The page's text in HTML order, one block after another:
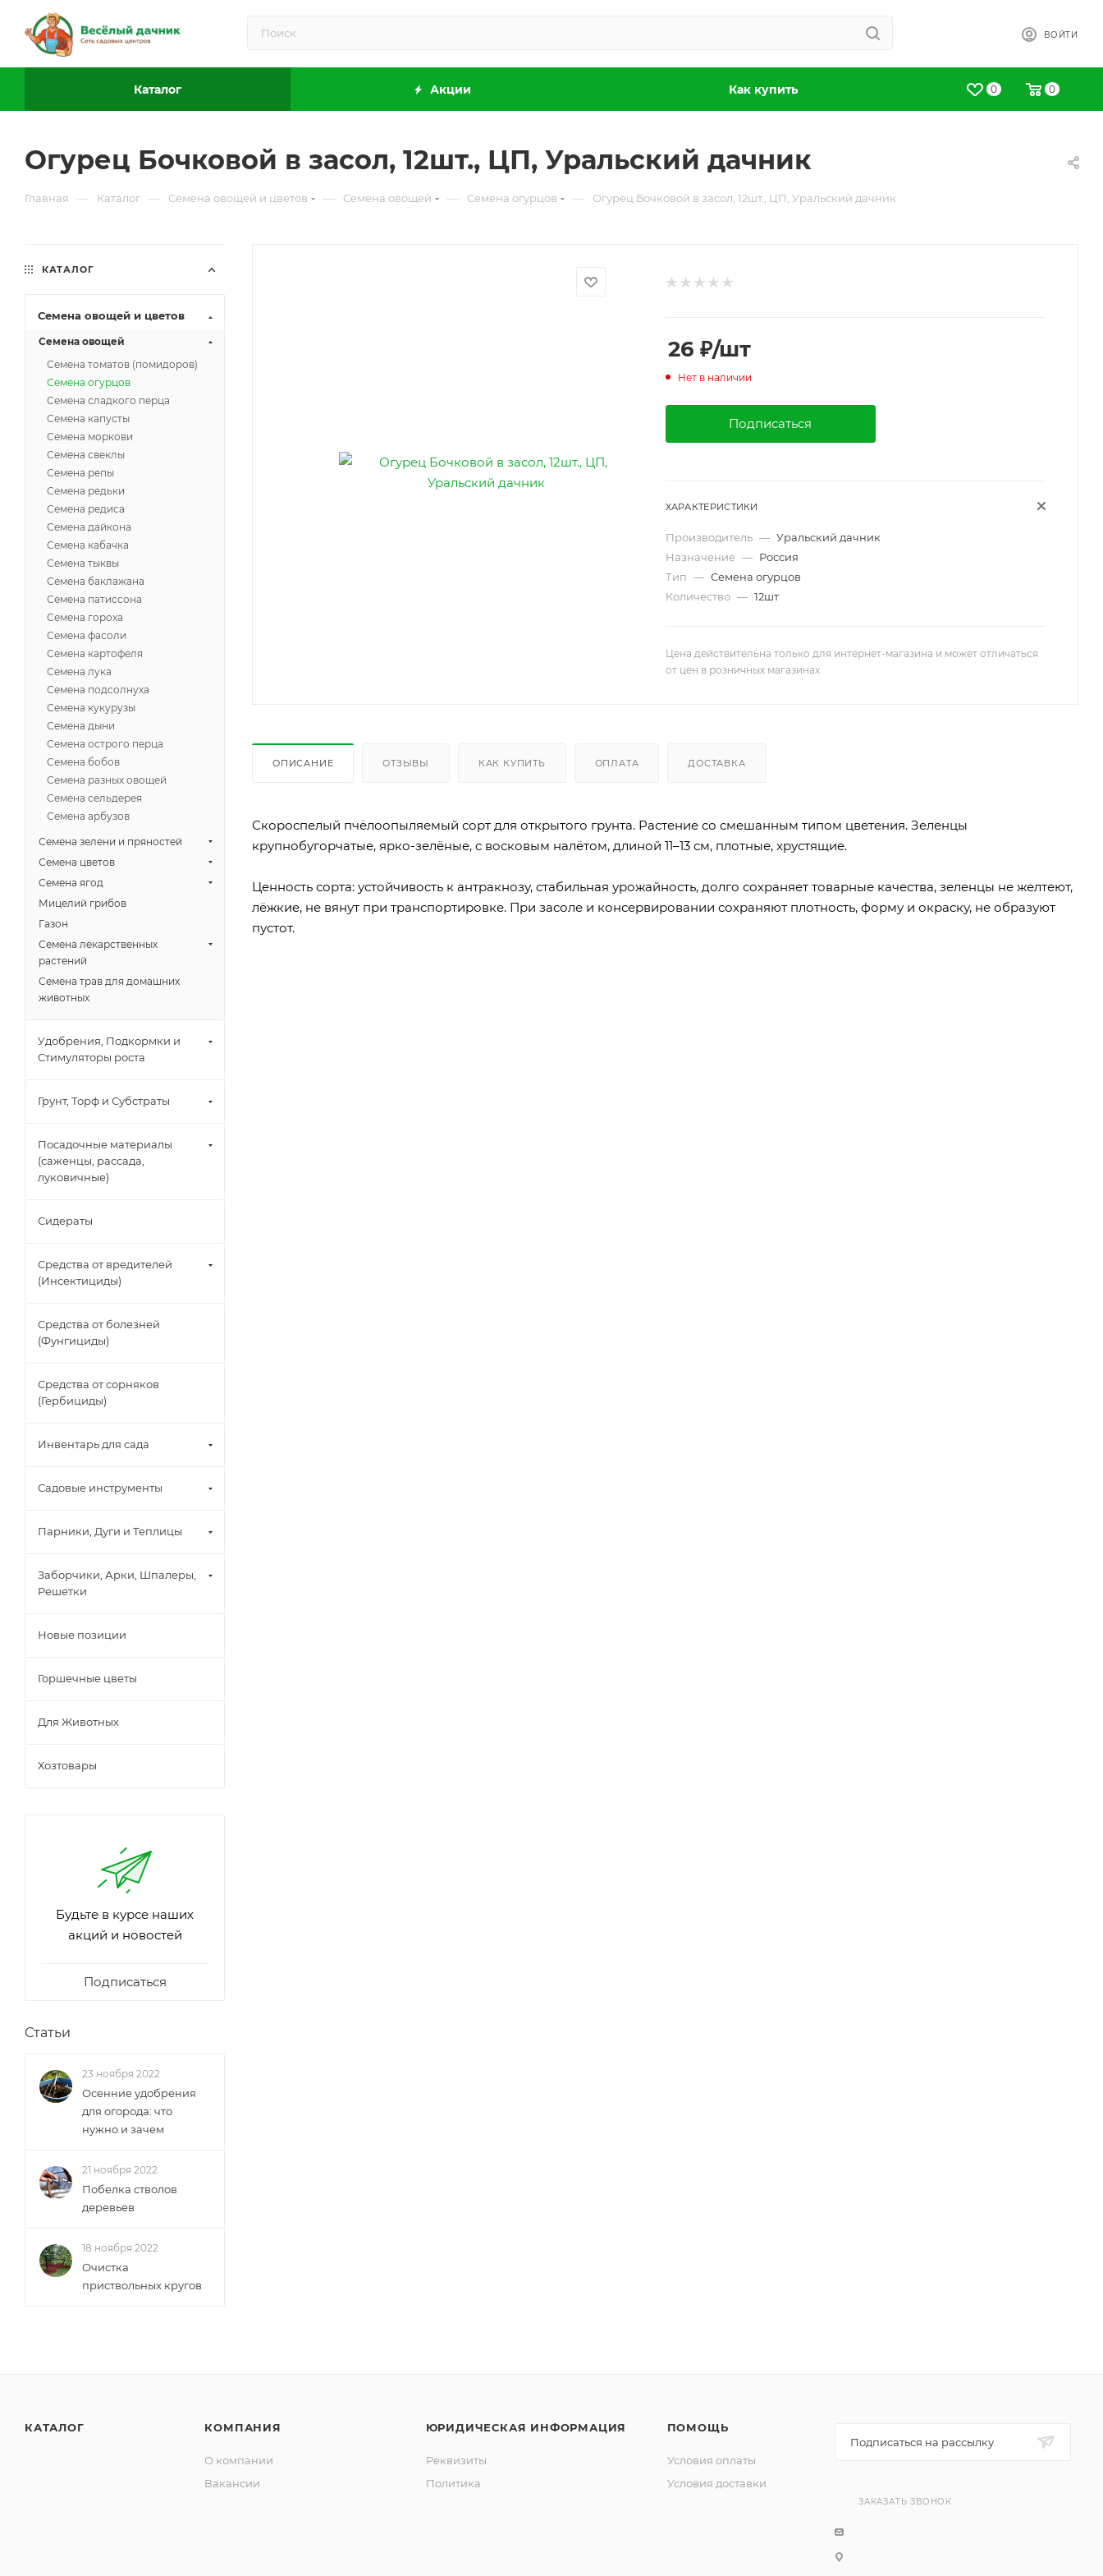
ВОЙТИ
0 0
Каталог Акции Как купить
Огурец Бочковой в засол, 12шт., ЦП, Уральский дачник
Главная — Каталог — Семена овощей и цветов — Семена овощей — Семена огурцов — Огурец Бочковой в засол, 12шт., ЦП, Уральский дачник
26 ₽/шт
Нет в наличии
Подписаться
ХАРАКТЕРИСТИКИ
Производитель — Уральский дачник
Назначение — Россия
Тип — Семена огурцов
Количество — 12шт
Цена действительна только для интернет-магазина и может отличаться
от цен в розничных магазинах
ОПИСАНИЕ ОТЗЫВЫ КАК КУПИТЬ ОПЛАТА ДОСТАВКА
Скороспелый пчёлоопыляемый сорт для открытого грунта. Растение со смешанным типом цветения. Зеленцы
крупнобугорчатые, ярко-зелёные, с восковым налётом, длиной 11–13 см, плотные, хрустящие.
Ценность сорта: устойчивость к антракнозу, стабильная урожайность, долго сохраняет товарные качества, зеленцы не желтеют,
лёжкие, не вянут при транспортировке. При засоле и консервировании сохраняют плотность, форму и окраску, не образуют
пустот.
КАТАЛОГ
Семена овощей и цветов
Семена овощей
Семена томатов (помидоров)
Семена огурцов
Семена сладкого перца
Семена капусты
Семена моркови
Семена свеклы
Семена репы
Семена редьки
Семена редиса
Семена дайкона
Семена кабачка
Семена тыквы
Семена баклажана
Семена патиссона
Семена гороха
Семена фасоли
Семена картофеля
Семена лука
Семена подсолнуха
Семена кукурузы
Семена дыни
Семена острого перца
Семена бобов
Семена разных овощей
Семена сельдерея
Семена арбузов
Семена зелени и пряностей
Семена цветов
Семена ягод
Мицелий грибов
Газон
Семена лекарственных
растений
Семена трав для домашних
животных
Удобрения, Подкормки и
Стимуляторы роста
Грунт, Торф и Субстраты
Посадочные материалы
(саженцы, рассада,
луковичные)
Сидераты
Средства от вредителей
(Инсектициды)
Средства от болезней
(Фунгициды)
Средства от сорняков
(Гербициды)
Инвентарь для сада
Садовые инструменты
Парники, Дуги и Теплицы
Заборчики, Арки, Шпалеры,
Решетки
Новые позиции
Горшечные цветы
Для Животных
Хозтовары
Будьте в курсе наших
акций и новостей
Подписаться
Статьи
23 ноября 2022
Осенние удобрения
для огорода: что
нужно и зачем
21 ноября 2022
Побелка стволов
деревьев
18 ноября 2022
Очистка
приствольных кругов
КАТАЛОГ КОМПАНИЯ
О компании
Вакансии
ЮРИДИЧЕСКАЯ ИНФОРМАЦИЯ
Реквизиты
Политика
ПОМОЩЬ
Условия оплаты
Условия доставки
Подписаться на рассылку
ЗАКАЗАТЬ ЗВОНОК